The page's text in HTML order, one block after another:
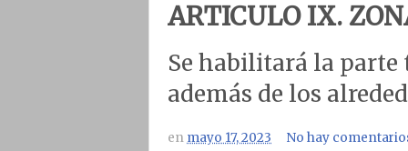
ARTICULO IX.
Se habilitará la parte
además de los
en mayo 17, 2023 No hay